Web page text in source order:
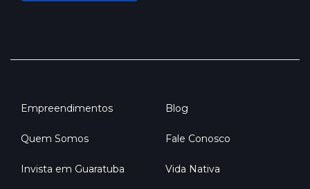
Empreendimentos
Quem Somos
Invista em Guaratuba
Blog
Fale Conosco
Vida Nativa